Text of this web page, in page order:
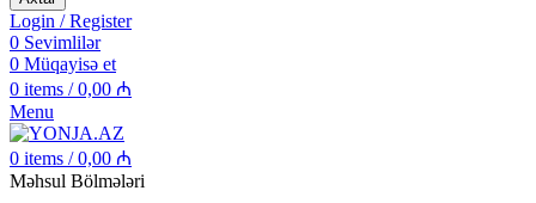
Login / Register
0 Sevimlilər
0 Müqayisə et
0 items / 0,00 ₼
Menu
0 items / 0,00 ₼
Məhsul Bölmələri